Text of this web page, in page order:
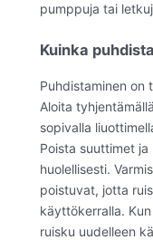
pumppuja tai
Kuinka
Puhdistaminen on
Aloita
sopivalla
Poista suuttimet
huolellisesti.
poistuvat, jotta
käyttökerralla.
ruisku uudelleen